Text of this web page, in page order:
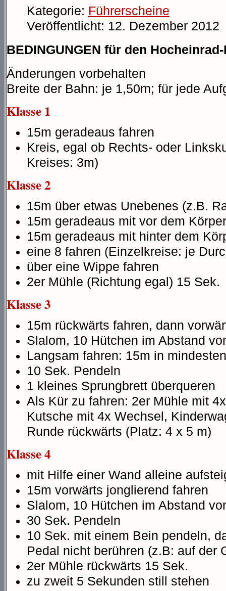
Kategorie: Führerscheine
Veröffentlicht: 12. Dezember 2012
BEDINGUNGEN für den
Änderungen vorbehalten
Breite der Bahn: je 1,50m; für jede
Klasse 1
15m geradeaus fahren
Kreis, egal ob Rechts- oder
Kreises: 3m)
Klasse 2
15m über etwas Unebenes (z.B.
15m geradeaus mit vor dem
15m geradeaus mit hinter dem
eine 8 fahren (Einzelkreise: je
über eine Wippe fahren
2er Mühle (Richtung egal) 15 Sek.
Klasse 3
15m rückwärts fahren, dann
Slalom, 10 Hütchen im Abstand
Langsam fahren: 15m in
10 Sek. Pendeln
1 kleines Sprungbrett überqueren
Als Kür zu fahren: 2er Mühle mit
Kutsche mit 4x Wechsel,
Runde rückwärts (Platz: 4 x 5 m)
Klasse 4
mit Hilfe einer Wand alleine
15m vorwärts jonglierend fahren
Slalom, 10 Hütchen im Abstand
30 Sek. Pendeln
10 Sek. mit einem Bein pendeln,
Pedal nicht berühren (z.B: auf der
2er Mühle rückwärts 15 Sek.
zu zweit 5 Sekunden still stehen